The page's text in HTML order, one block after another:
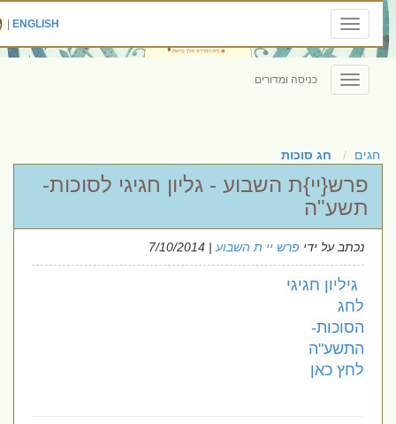
Toggle
navigation
ENGLISH
|
Toggle
navigation
כניסה ומדורים
חגים חג סוכות
פרש{יי}ת השבוע - גליון חגיגי לסוכות-
תשע"ה
נכתב על ידיפרש יי ת השבוע| 7/10/2014
גיליון חגיגי
לחג
הסוכות-
התשע"ה
לחץ כאן